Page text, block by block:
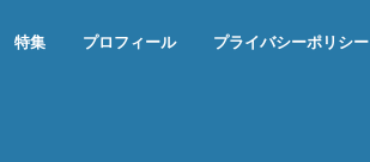
特集 プロフィール プライバシーポリシー